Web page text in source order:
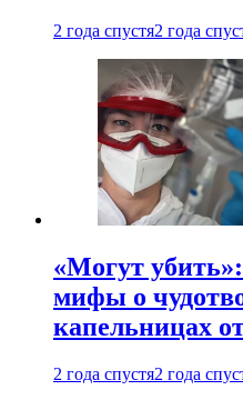
2 года спустя2 года
«Могут
мифы о
капельницах
2 года спустя2 года